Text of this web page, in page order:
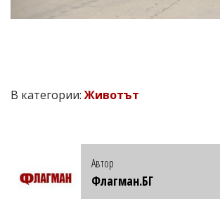
В категории:Животът
Автор
Флагман.БГ